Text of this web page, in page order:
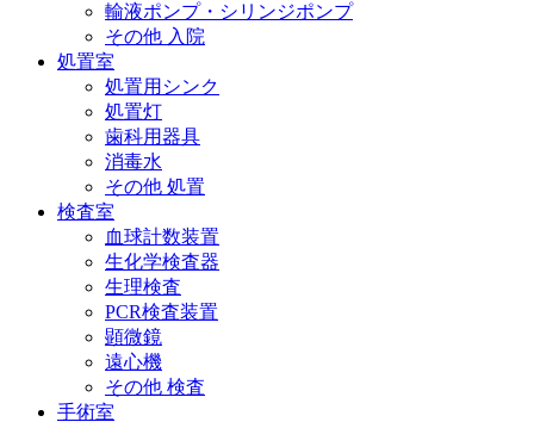
輸液ポンプ・シリンジポンプ
その他 入院
処置室
処置用シンク
処置灯
歯科用器具
消毒水
その他 処置
検査室
血球計数装置
生化学検査器
生理検査
PCR検査装置
顕微鏡
遠心機
その他 検査
手術室